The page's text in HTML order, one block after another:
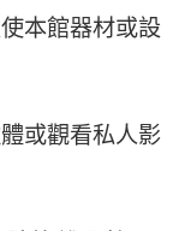
本館器材或設
或觀看私人影